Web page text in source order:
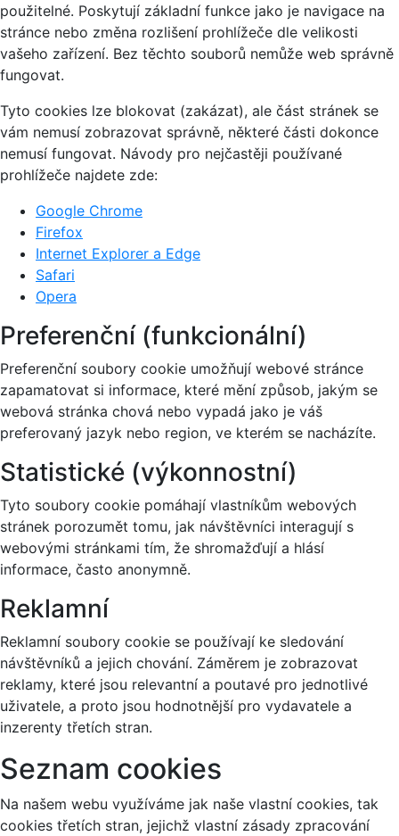
použitelné. Poskytují základní funkce jako je navigace na
stránce nebo změna rozlišení prohlížeče dle velikosti
vašeho zařízení. Bez těchto souborů nemůže web správně
fungovat.
Tyto cookies lze blokovat (zakázat), ale část stránek se
vám nemusí zobrazovat správně, některé části dokonce
nemusí fungovat. Návody pro nejčastěji používané
prohlížeče najdete zde:
Google Chrome
Firefox
Internet Explorer a Edge
Safari
Opera
Preferenční (funkcionální)
Preferenční soubory cookie umožňují webové stránce
zapamatovat si informace, které mění způsob, jakým se
webová stránka chová nebo vypadá jako je váš
preferovaný jazyk nebo region, ve kterém se nacházíte.
Statistické (výkonnostní)
Tyto soubory cookie pomáhají vlastníkům webových
stránek porozumět tomu, jak návštěvníci interagují s
webovými stránkami tím, že shromažďují a hlásí
informace, často anonymně.
Reklamní
Reklamní soubory cookie se používají ke sledování
návštěvníků a jejich chování. Záměrem je zobrazovat
reklamy, které jsou relevantní a poutavé pro jednotlivé
uživatele, a proto jsou hodnotnější pro vydavatele a
inzerenty třetích stran.
Seznam cookies
Na našem webu využíváme jak naše vlastní cookies, tak
cookies třetích stran, jejichž vlastní zásady zpracování